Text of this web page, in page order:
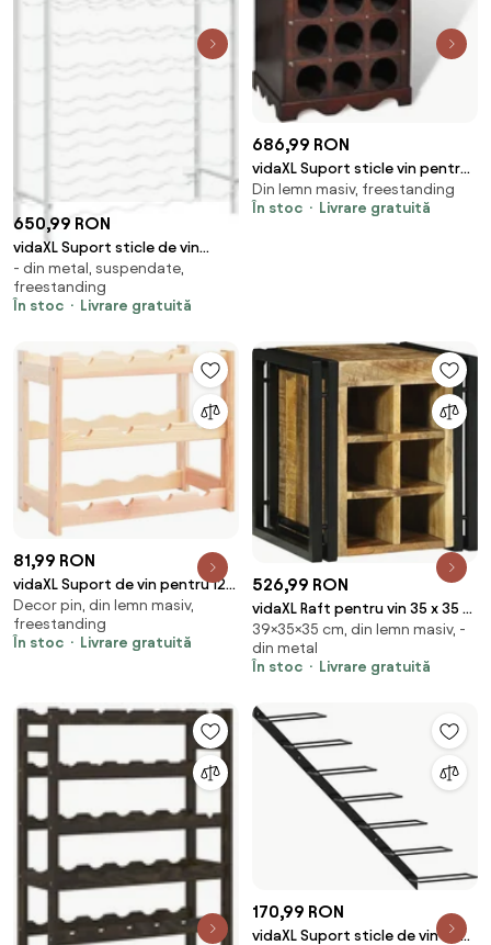
650,99 RON
vidaXL Suport sticle de vin
pentru 72 sticle,alb, metal
- din metal, suspendate,
freestanding
În stoc
Livrare gratuită
686,99 RON
vidaXL Suport sticle vin pentru
9 sticle, lemn, spațiu de
depozitare
Din lemn masiv, freestanding
În stoc
Livrare gratuită
81,99 RON
vidaXL Suport de vin pentru 12
sticle, lemn de pin
Decor pin, din lemn masiv,
freestanding
În stoc
Livrare gratuită
526,99 RON
vidaXL Raft pentru vin 35 x 35 x
39 cm Lemn de mango solid
39×35×35 cm, din lemn masiv, -
din metal
În stoc
Livrare gratuită
170,99 RON
vidaXL Suport sticle de vin de